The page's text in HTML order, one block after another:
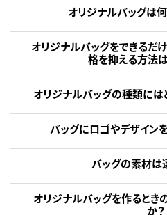
オリジナルバッグは
オリジナルバッグをできるだ
格を抑える方法
オリジナルバッグの種類には
バッグにロゴやデザイン
バッグの素材は
オリジナルバッグを作るとき
か？